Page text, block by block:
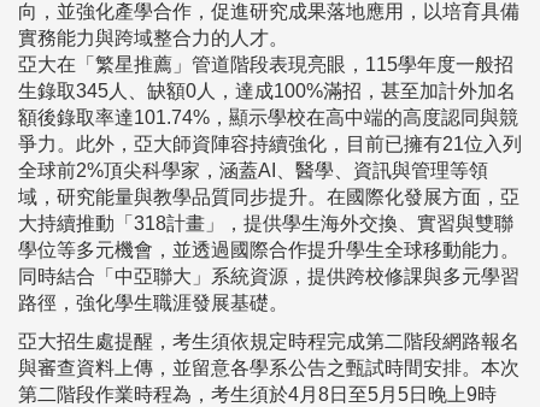
向，並強化產學合作，促進研究成果落地應用，以培育具備
實務能力與跨域整合力的人才。
亞大在「繁星推薦」管道階段表現亮眼，115學年度一般招
生錄取345人、缺額0人，達成100%滿招，甚至加計外加名
額後錄取率達101.74%，顯示學校在高中端的高度認同與競
爭力。此外，亞大師資陣容持續強化，目前已擁有21位入列
全球前2%頂尖科學家，涵蓋AI、醫學、資訊與管理等領
域，研究能量與教學品質同步提升。在國際化發展方面，亞
大持續推動「318計畫」，提供學生海外交換、實習與雙聯
學位等多元機會，並透過國際合作提升學生全球移動能力。
同時結合「中亞聯大」系統資源，提供跨校修課與多元學習
路徑，強化學生職涯發展基礎。
亞大招生處提醒，考生須依規定時程完成第二階段網路報名
與審查資料上傳，並留意各學系公告之甄試時間安排。本次
第二階段作業時程為，考生須於4月8日至5月5日晚上9時